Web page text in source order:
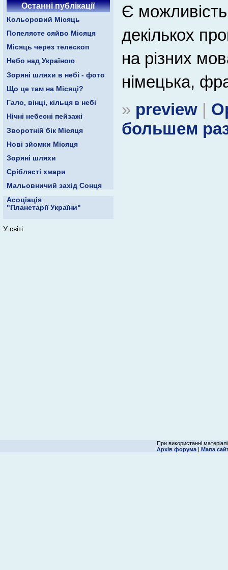
Останні публікації
Кольоровий Місяць
Попелясте сяйво Місяця
Місяць через телескоп
Небо над Україною
Зоряні шляхи в небі - фото
Що це там на Місяці?
Гало, вінці, кільця в небі
Нічні небесні пейзажі
Зворотній бік Місяця
Нові зйомки Місяця
Зоряні шляхи
Сріблясті хмари
Мальовничий захід Сонця
Асоціація
"Планетарії України"
У світі:
Є
декількох
на різних
німецька,
» preview |
большем
При використанні
Архів форума| Мапа